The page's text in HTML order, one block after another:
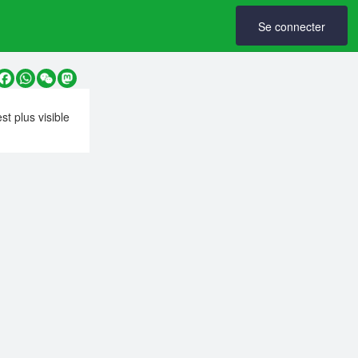
Se connecter
Facebook
WhatsApp
WeChatMastodon
plus visible